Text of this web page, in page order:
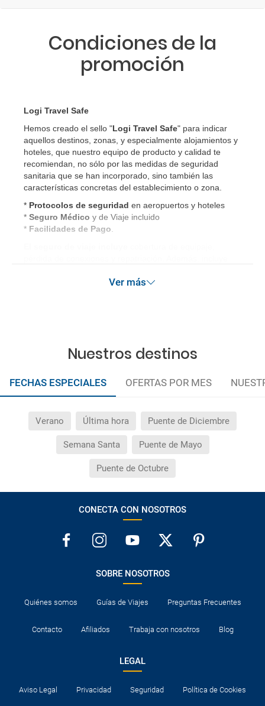
Condiciones de la
promoción
Logi Travel Safe
Hemos creado el sello "Logi Travel Safe" para indicar
aquellos destinos, zonas, y especialmente alojamientos y
hoteles, que nuestro equipo de producto y calidad te
recomiendan, no sólo por las medidas de seguridad
sanitaria que se han incorporado, sino también las
características concretas del establecimiento o zona.
* Protocolos de seguridad en aeropuertos y hoteles
* Seguro Médico y de Viaje incluido
* Facilidades de Pago
terrorismo y/o catástrofes naturales de hasta 3.000€ en el
Ver más
Nuestros destinos
FECHAS ESPECIALES OFERTAS POR MES
Verano Última hora Puente de Diciembre
Semana Santa Puente de Mayo
Puente de Octubre
CONECTA CON NOSOTROS
SOBRE NOSOTROS
Quiénes somos Guías de Viajes Preguntas Frecuentes
Contacto Afiliados Trabaja con nosotros Blog
LEGAL
Aviso Legal Privacidad Seguridad Política de Cookies